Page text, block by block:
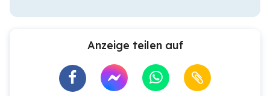
Anzeige teilen auf